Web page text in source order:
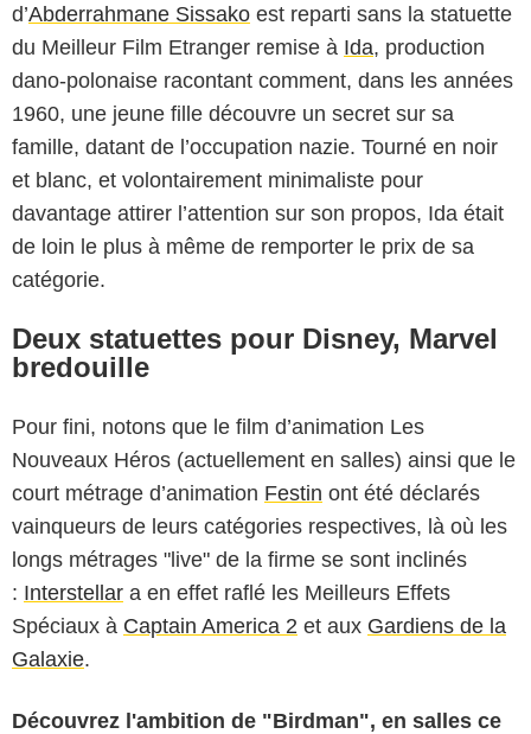
d’Abderrahmane Sissako est reparti sans la statuette
du Meilleur Film Etranger remise à Ida, production
dano-polonaise racontant comment, dans les années
1960, une jeune fille découvre un secret sur sa
famille, datant de l’occupation nazie. Tourné en noir
et blanc, et volontairement minimaliste pour
davantage attirer l’attention sur son propos, Ida était
de loin le plus à même de remporter le prix de sa
catégorie.
Deux statuettes pour Disney, Marvel
bredouille
Pour fini, notons que le film d’animation Les
Nouveaux Héros (actuellement en salles) ainsi que le
court métrage d’animation Festin ont été déclarés
vainqueurs de leurs catégories respectives, là où les
longs métrages "live" de la firme se sont inclinés
: Interstellar a en effet raflé les Meilleurs Effets
Spéciaux à Captain America 2 et aux Gardiens de la
Galaxie.
Découvrez l'ambition de "Birdman", en salles ce